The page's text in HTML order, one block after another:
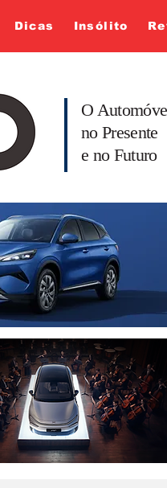
Dicas Insólito
O
no Presente
e no Futuro